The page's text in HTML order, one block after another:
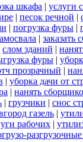
шкафа | услуги
| песок речной |
| погрузка фуры |
| заказать
слом зданий |
фуры |
прозрачный |
| уборка дачи от
| нанять
| грузчики | снос
газель |
рабочих |